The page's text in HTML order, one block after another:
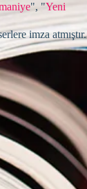
", "Yeni
imza atmıştır.